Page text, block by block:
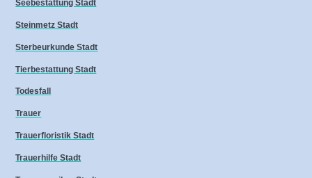
Seebestattung Stadt
Steinmetz Stadt
Sterbeurkunde Stadt
Tierbestattung Stadt
Todesfall
Trauer
Trauerfloristik Stadt
Trauerhilfe Stadt